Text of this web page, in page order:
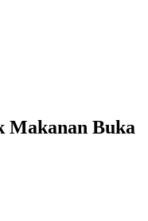
Makanan Buka